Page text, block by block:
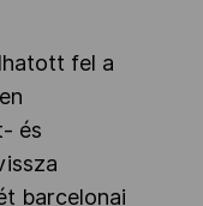
fel a
és
barcelonai